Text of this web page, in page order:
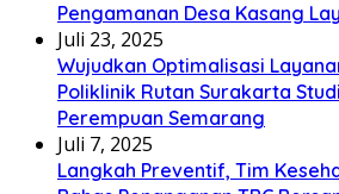
Pengamanan Desa Kasang
Juli 23, 2025
Wujudkan Optimalisasi
Poliklinik Rutan Surakarta
Perempuan Semarang
Juli 7, 2025
Langkah Preventif, Tim